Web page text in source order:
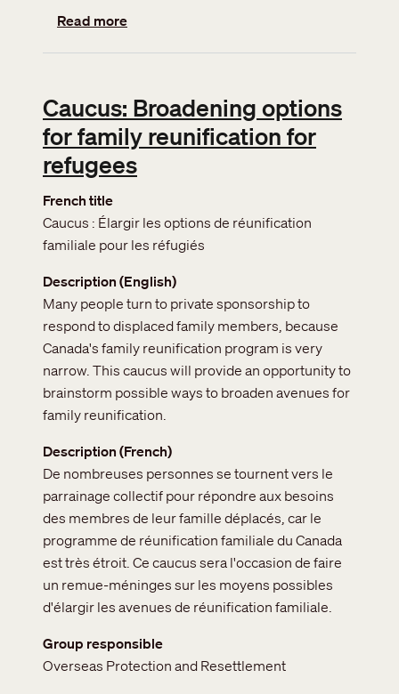
Read moreabout Caucus: Youth Network
Caucus: Broadening options
for family reunification for
refugees
French title
Caucus : Élargir les options de réunification
familiale pour les réfugiés
Description (English)
Many people turn to private sponsorship to
respond to displaced family members, because
Canada's family reunification program is very
narrow. This caucus will provide an opportunity to
brainstorm possible ways to broaden avenues for
family reunification.
Description (French)
De nombreuses personnes se tournent vers le
parrainage collectif pour répondre aux besoins
des membres de leur famille déplacés, car le
programme de réunification familiale du Canada
est très étroit. Ce caucus sera l'occasion de faire
un remue-méninges sur les moyens possibles
d'élargir les avenues de réunification familiale.
Group responsible
Overseas Protection and Resettlement